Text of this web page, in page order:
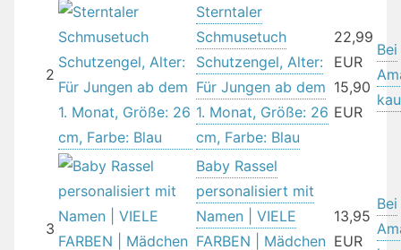
2
Sterntaler
Schmusetuch
Schutzengel, Alter:
Für Jungen ab dem
1. Monat, Größe: 26
cm, Farbe: Blau
22,99
EUR
15,90
EUR
Bei
3
Baby Rassel
personalisiert mit
Namen | VIELE
FARBEN | Mädchen
13,95
EUR
Bei